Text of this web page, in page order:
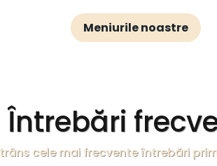
Meniurile noastre
Întrebări
cele mai frecvente întrebări